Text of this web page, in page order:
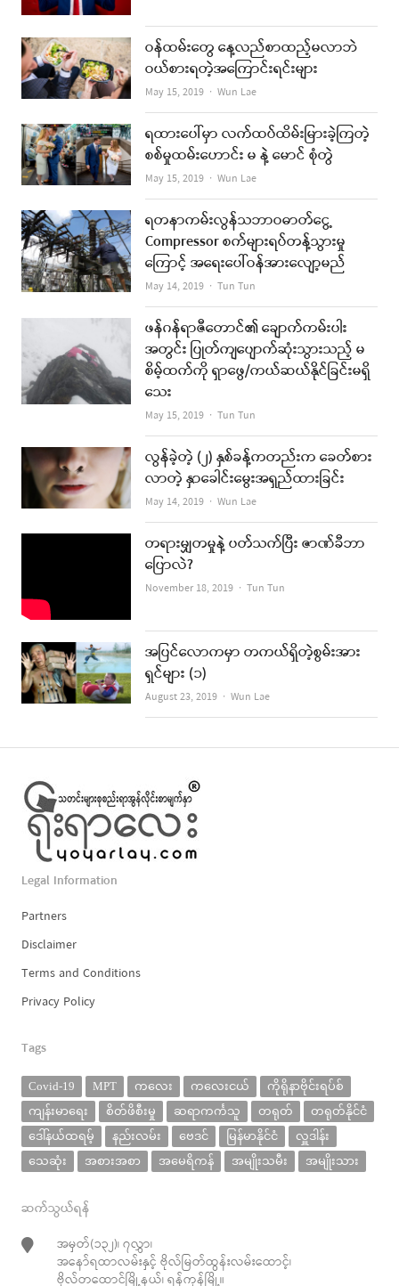
ဝန်ထမ်းတွေ နေ့လည်စာထည့်မလာဘဲ
ဝယ်စားရတဲ့အကြောင်းရင်းများ
May 15, 2019 Author
Wun Lae
ရထားပေါ်မှာ လက်ထပ်ထိမ်းမြားခဲ့ကြတဲ့
စစ်မှုထမ်းဟောင်း မ နဲ့ မောင် စုံတွဲ
May 15, 2019 Author
Wun Lae
ရတနာကမ်းလွန်သဘာဝဓာတ်ငွေ့
Compressor စက်များရပ်တန့်သွားမှု
ကြောင့် အရေးပေါ်ဝန်အားလျော့မည်
May 14, 2019 Author
Tun Tun
ဖန်ဂန်ရာဇီတောင်၏ ချောက်ကမ်းပါး
အတွင်း ပြုတ်ကျပျောက်ဆုံးသွားသည့် မ
စိမ့်ထက်ကို ရှာဖွေ/ကယ်ဆယ်နိုင်ခြင်းမရှိ
သေး
May 15, 2019 Author
Tun Tun
လွန်ခဲ့တဲ့ (၂) နှစ်ခန့်ကတည်းက ခေတ်စား
လာတဲ့ နှာခေါင်းမွေးအရှည်ထားခြင်း
May 14, 2019 Author
Wun Lae
တရားမျှတမှုနဲ့ ပတ်သက်ပြီး ဇာဏ်ခီဘာ
ပြောလဲ?
November 18, 2019 Author
Tun Tun
အပြင်လောကမှာ တကယ်ရှိတဲ့စွမ်းအား
ရှင်များ (၁)
August 23, 2019 Author
Wun Lae
Legal Information
Partners
Disclaimer
Terms and Conditions
Privacy Policy
Tags
Covid-19 MPT ကလေး ကလေးငယ်
ကိုရိုနာဗိုင်းရပ်စ်
ကျန်းမာရေး
စိတ်ဖိစီးမှု ဆရာကင်္ကသူ တရုတ်
တရုတ်နိုင်ငံ
ဒေါ်နယ်ထရမ့်
နည်းလမ်း ဗေဒင် မြန်မာနိုင်ငံ
လှူဒါန်း
သေဆုံး
အစားအစာ အမေရိကန် အမျိုးသမီး အမျိုးသား
ဆက်သွယ်ရန်
အမှတ်(၁၃၂)၊ ၇လွှာ၊
အနော်ရထာလမ်းနှင့် ဗိုလ်မြတ်ထွန်းလမ်းထောင့်၊
ဗိုလ်တထောင်မြို့နယ်၊ ရန်ကုန်မြို့။